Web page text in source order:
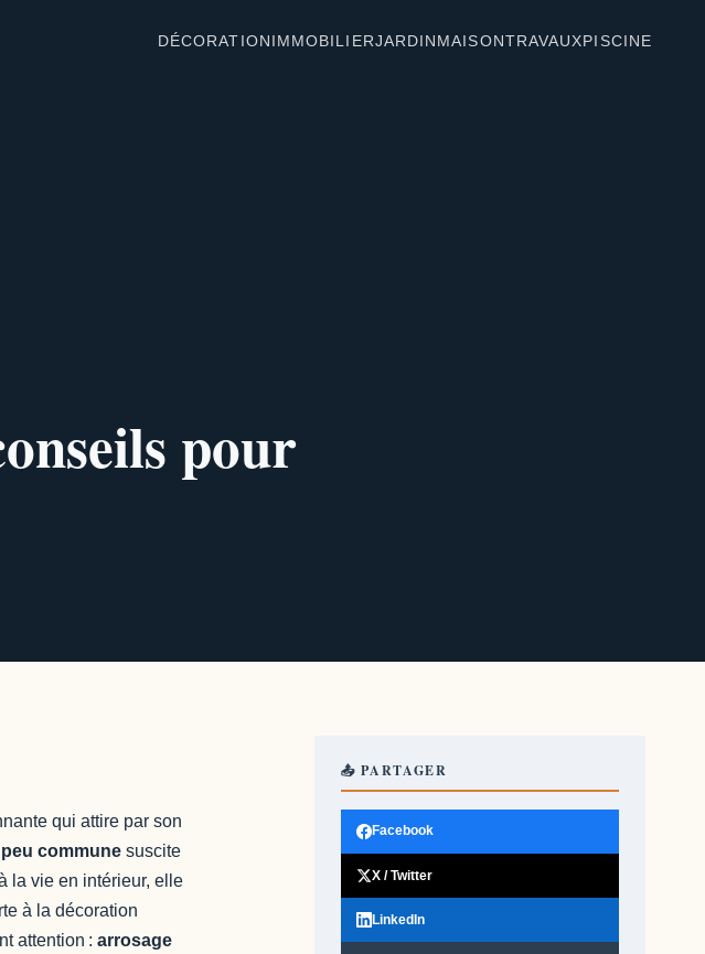
DÉCORATION IMMOBILIERJARDIN MAISONTRAVAUXPISCINE
pour
qui attire par son
commune suscite
la vie en intérieur, elle
à la décoration
attention :arrosage
📤 PARTAGER
Facebook
X / Twitter
LinkedIn